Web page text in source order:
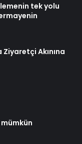
tek yolu
Akınına